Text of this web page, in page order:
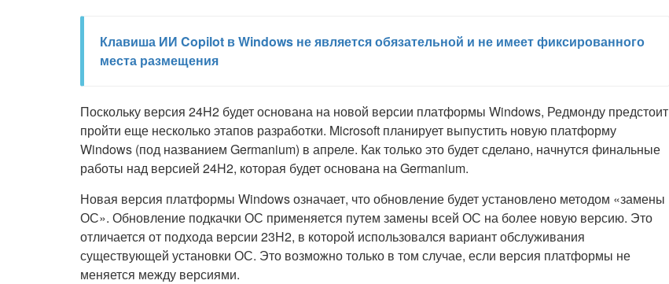
Клавиша ИИ Copilot в Windows не является обязательной и не имеет фиксированного
места размещения
Поскольку версия 24H2 будет основана на новой версии платформы Windows, Редмонду предстоит
пройти еще несколько этапов разработки. Microsoft планирует выпустить новую платформу
Windows (под названием Germanium) в апреле. Как только это будет сделано, начнутся финальные
работы над версией 24H2, которая будет основана на Germanium.
Новая версия платформы Windows означает, что обновление будет установлено методом «замены
ОС». Обновление подкачки ОС применяется путем замены всей ОС на более новую версию. Это
отличается от подхода версии 23H2, в которой использовался вариант обслуживания
существующей установки ОС. Это возможно только в том случае, если версия платформы не
меняется между версиями.